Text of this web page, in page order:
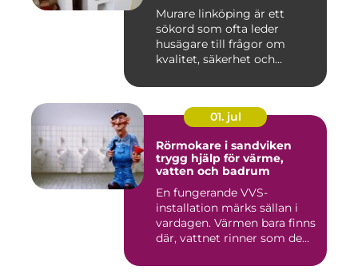
Murare linköping är ett
sökord som ofta leder
husägare till frågor om
kvalitet, säkerhet och
01. jul
Rörmokare i sandviken
trygg hjälp för värme,
vatten och badrum
En fungerande VVS-
installation märks sällan i
vardagen. Värmen bara finns
där, vattnet rinner som de...